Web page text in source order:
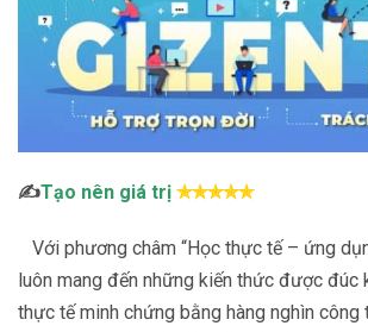
✍Tạo nên giá trị ✯✯✯✯✯
Với phương châm “Học thực tế – ứng
luôn mang đến những kiến thức được đúc
thực tế minh chứng bằng hàng nghìn công